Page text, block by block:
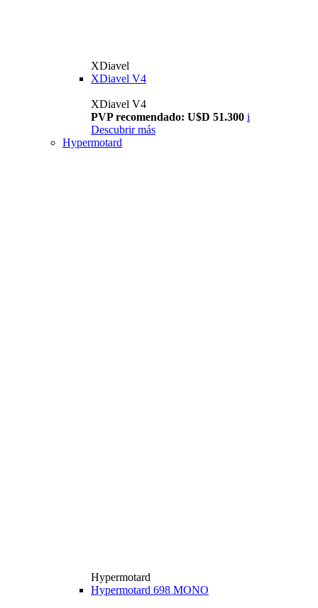
XDiavel
XDiavel V4
XDiavel V4
PVP recomendado: U$D 51.300 i
Descubrir más
Hypermotard
Hypermotard
Hypermotard 698 MONO